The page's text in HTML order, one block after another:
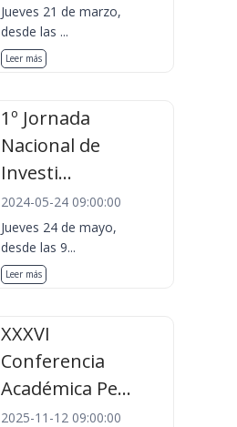
Jueves 21 de marzo,
desde las ...
Leer más
1º Jornada
Nacional de
Investi...
2024-05-24 09:00:00
Jueves 24 de mayo,
desde las 9...
Leer más
XXXVI
Conferencia
Académica Pe...
2025-11-12 09:00:00